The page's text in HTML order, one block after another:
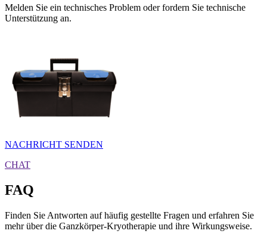
Melden Sie ein technisches Problem oder fordern Sie technische
Unterstützung an.
NACHRICHT SENDEN
CHAT
FAQ
Finden Sie Antworten auf häufig gestellte Fragen und erfahren Sie
mehr über die Ganzkörper-Kryotherapie und ihre Wirkungsweise.